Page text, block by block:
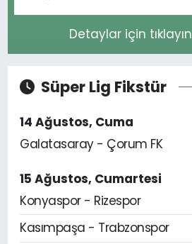
Detaylar için tıklayın
Süper Lig Fikstür
14 Ağustos, Cuma
Galatasaray - Çorum FK
15 Ağustos, Cumartesi
Konyaspor - Rizespor
Kasımpaşa - Trabzonspor